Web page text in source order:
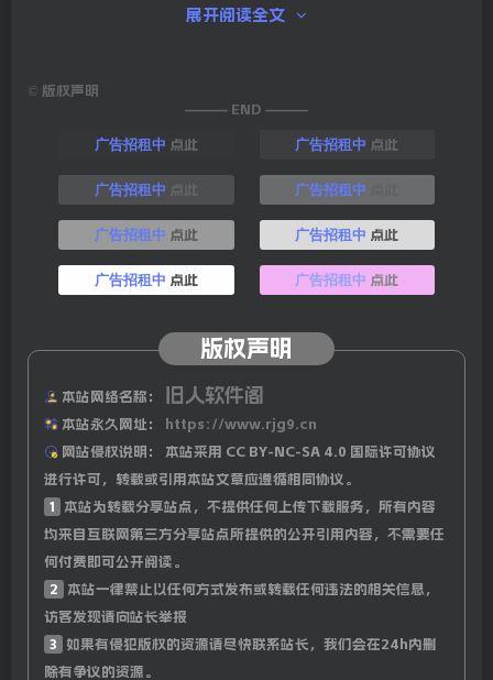
快调整包装；＃公众号:每天100秒知天下
属实，涉及全球部分顾客；
9、2025世界女排联赛：中国3比0战胜比利时，取得开门
红；世界泳联：或驱逐参加”增强运动会”者，不欢迎鼓吹
使用兴奋剂的比赛；
10、联合国大会投票决定，7月11日定为“世界马日”，以
11、外媒：越南正式取消生育限制，夫妻及个人可自主决定
生育；日本2024年总和生育率达新低，出生人口不足70
万，总死亡人数逾161万；
12、印媒：印度班加罗尔一板球俱乐部庆祝活动上发生踩踏
事件，已致至少11人死亡、50人受伤，预计死亡人数还会增
13、韩媒：韩国总统李在明宣誓就职，称将把总统府迁回青
瓦台，推行实用外交，中国外交部：愿同韩方一道坚守建交
初心；
展开阅读全文
© 版权声明
——— END ———
广告招租中 点此 广告招租中 点此
广告招租中 广告招租中
广告招租中 点此 广告招租中 点此
广告招租中 点此 广告招租中 点此
版权声明
本站网络名称： 旧人软件阁
本站永久网址：
https://www.rjg9.cn
网站侵权说明：
本站采用 CC BY-NC-SA 4.0 国际许可协议
进行许可，转载或引用本站文章应遵循相同协议。
1
本站为转载分享站点，不提供任何上传下载服务，所有内容
均来自互联网第三方分享站点所提供的公开引用内容，不需要任
何付费即可公开阅读。
2
本站一律禁止以任何方式发布或转载任何违法的相关信息，
访客发现请向站长举报
3
如果有侵犯版权的资源请尽快联系站长，我们会在24h内删
除有争议的资源。